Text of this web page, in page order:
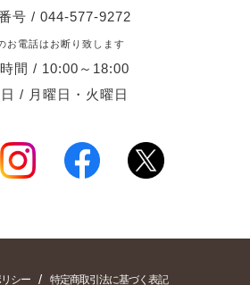
号 / 044-577-9272
お電話はお断り致します
間 / 10:00～18:00
/ 月曜日・火曜日
シー / 特定商取引法に基づく表記